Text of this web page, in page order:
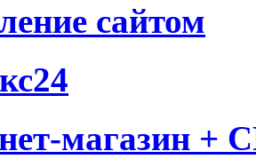
сайтом
магазин +